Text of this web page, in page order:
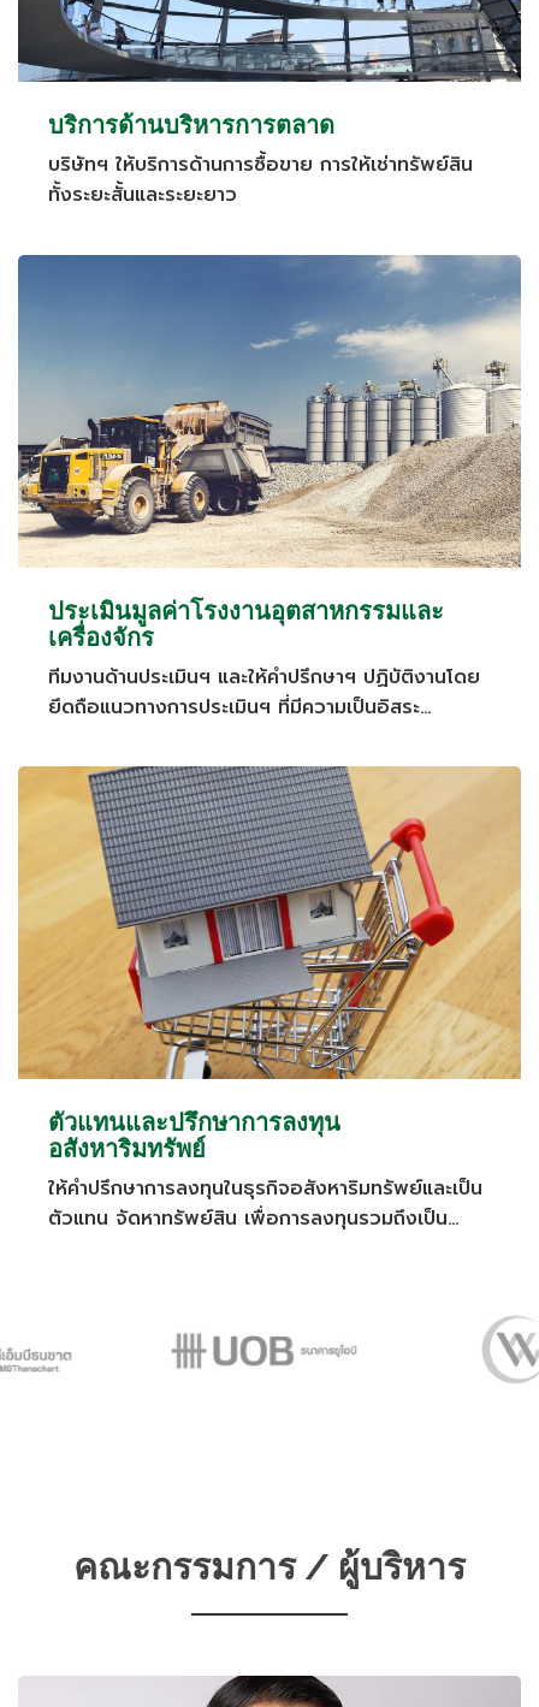
บริการด้านบริหารการตลาด
บริษัทฯ ให้บริการด้านการซื้อขาย การให้เช่าทรัพย์สิน
ทั้งระยะสั้นและระยะยาว
ประเมินมูลค่าโรงงานอุตสาหกรรมและ
เครื่องจักร
ทีมงานด้านประเมินฯ และให้คำปรึกษาฯ ปฏิบัติงานโดย
ยึดถือแนวทางการประเมินฯ ที่มีความเป็นอิสระ
เวลาที่กำหนด
ตัวแทนและปรึกษาการลงทุน
อสังหาริมทรัพย์
ให้คำปรึกษาการลงทุนในธุรกิจอสังหาริมทรัพย์และเป็น
ตัวแทน จัดหาทรัพย์สิน เพื่อการลงทุนรวมถึงเป็น
คณะกรรมการ / ผู้บริหาร